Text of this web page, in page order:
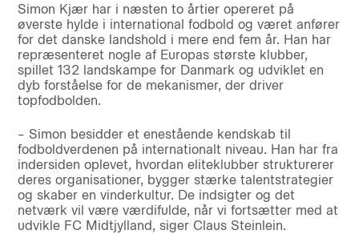
Simon Kjær har i næsten to årtier opereret på
øverste hylde i international fodbold og været anfører
for det danske landshold i mere end fem år. Han har
repræsenteret nogle af Europas største klubber,
spillet 132 landskampe for Danmark og udviklet en
dyb forståelse for de mekanismer, der driver
topfodbolden.
– Simon besidder et enestående kendskab til
fodboldverdenen på internationalt niveau. Han har fra
indersiden oplevet, hvordan eliteklubber strukturerer
deres organisationer, bygger stærke talentstrategier
og skaber en vinderkultur. De indsigter og det
netværk vil være værdifulde, når vi fortsætter med at
udvikle FC Midtjylland, siger Claus Steinlein.